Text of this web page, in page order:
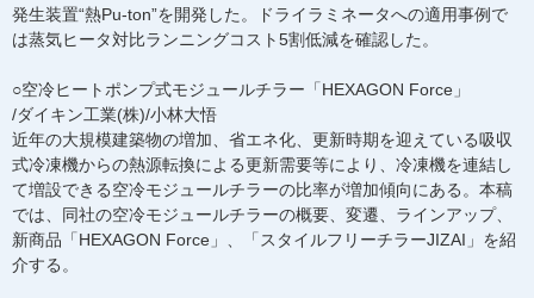
発生装置“熱Pu-ton”を開発した。ドライラミネータへの適用事例で
は蒸気ヒータ対比ランニングコスト5割低減を確認した。
○空冷ヒートポンプ式モジュールチラー「HEXAGON Force」
/ダイキン工業(株)/小林大悟
近年の大規模建築物の増加、省エネ化、更新時期を迎えている吸収
式冷凍機からの熱源転換による更新需要等により、冷凍機を連結し
て増設できる空冷モジュールチラーの比率が増加傾向にある。本稿
では、同社の空冷モジュールチラーの概要、変遷、ラインアップ、
新商品「HEXAGON Force」、「スタイルフリーチラーJIZAI」を紹
介する。